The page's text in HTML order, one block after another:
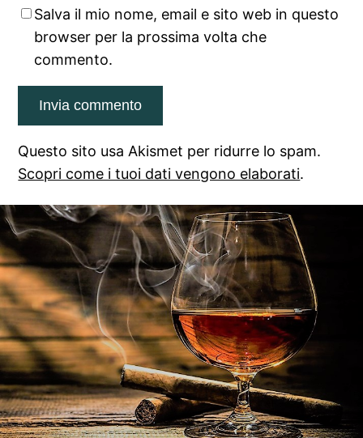
Salva il mio nome, email e sito web in questo
browser per la prossima volta che
commento.
Questo sito usa Akismet per ridurre lo spam.
Scopri come i tuoi dati vengono elaborati.